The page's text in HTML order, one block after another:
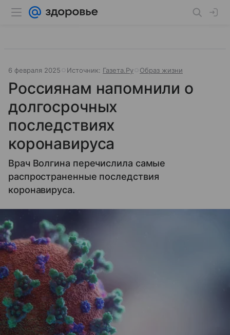
6 февраля 2025 Источник: Газета.Ру Образ жизни
Россиянам напомнили о
долгосрочных
последствиях
коронавируса
Врач Волгина перечислила самые
распространенные последствия
коронавируса.